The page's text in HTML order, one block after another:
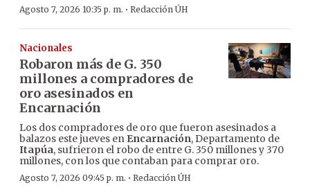
Agosto 7, 2026 10:35 p. m. · Redacción ÚH
Nacionales
Robaron más de G. 350
millones a compradores de
oro asesinados en
Encarnación
Los dos compradores de oro que fueron asesinados a
balazos este jueves en Encarnación, Departamento de
Itapúa, sufrieron el robo de entre G. 350 millones y 370
millones, con los que contaban para comprar oro.
Agosto 7, 2026 09:45 p. m. · Redacción ÚH